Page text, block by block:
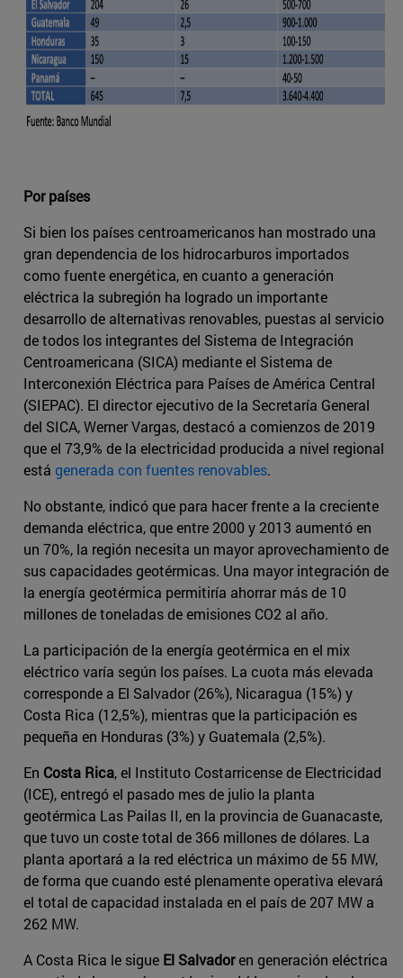
Por países
Si bien los países centroamericanos han mostrado una
gran dependencia de los hidrocarburos importados
como fuente energética, en cuanto a generación
eléctrica la subregión ha logrado un importante
desarrollo de alternativas renovables, puestas al servicio
de todos los integrantes del Sistema de Integración
Centroamericana (SICA) mediante el Sistema de
Interconexión Eléctrica para Países de América Central
(SIEPAC). El director ejecutivo de la Secretaría General
del SICA, Werner Vargas, destacó a comienzos de 2019
que el 73,9% de la electricidad producida a nivel regional
está generada con fuentes renovables.
No obstante, indicó que para hacer frente a la creciente
demanda eléctrica, que entre 2000 y 2013 aumentó en
un 70%, la región necesita un mayor aprovechamiento de
sus capacidades geotérmicas. Una mayor integración de
la energía geotérmica permitiría ahorrar más de 10
millones de toneladas de emisiones CO2 al año.
La participación de la energía geotérmica en el mix
eléctrico varía según los países. La cuota más elevada
corresponde a El Salvador (26%), Nicaragua (15%) y
Costa Rica (12,5%), mientras que la participación es
pequeña en Honduras (3%) y Guatemala (2,5%).
En Costa Rica, el Instituto Costarricense de Electricidad
(ICE), entregó el pasado mes de julio la planta
geotérmica Las Pailas II, en la provincia de Guanacaste,
que tuvo un coste total de 366 millones de dólares. La
planta aportará a la red eléctrica un máximo de 55 MW,
de forma que cuando esté plenamente operativa elevará
el total de capacidad instalada en el país de 207 MW a
262 MW.
A Costa Rica le sigue El Salvadoren generación eléctrica